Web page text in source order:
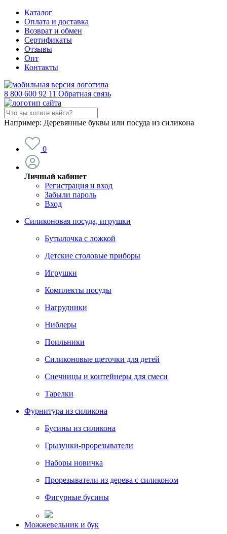
Каталог
Оплата и доставка
Возврат и обмен
Сертификаты
Отзывы
Опт
Контакты
8 800 600 92 11 Обратная связь
Например: Деревянные буквы или посуда из силикона
0
Личный кабинет
Регистрация и вход
Забыли пароль
Вход
Силиконовая посуда, игрушки
Бутылочка с ложкой
Детские столовые приборы
Игрушки
Комплекты посуды
Нагрудники
Ниблеры
Поильники
Силиконовые щеточки для детей
Снечницы и контейнеры для смеси
Тарелки
Фурнитура из силикона
Бусины из силикона
Грызунки-прорезыватели
Наборы новичка
Прорезыватели из дерева с силиконом
Фигурные бусины
Можжевельник и бук